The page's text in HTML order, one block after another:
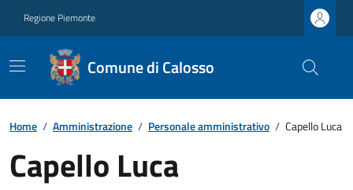
Regione Piemonte
Comune di Calosso
Home / Amministrazione / Personale amministrativo / Capello Luca
Capello Luca